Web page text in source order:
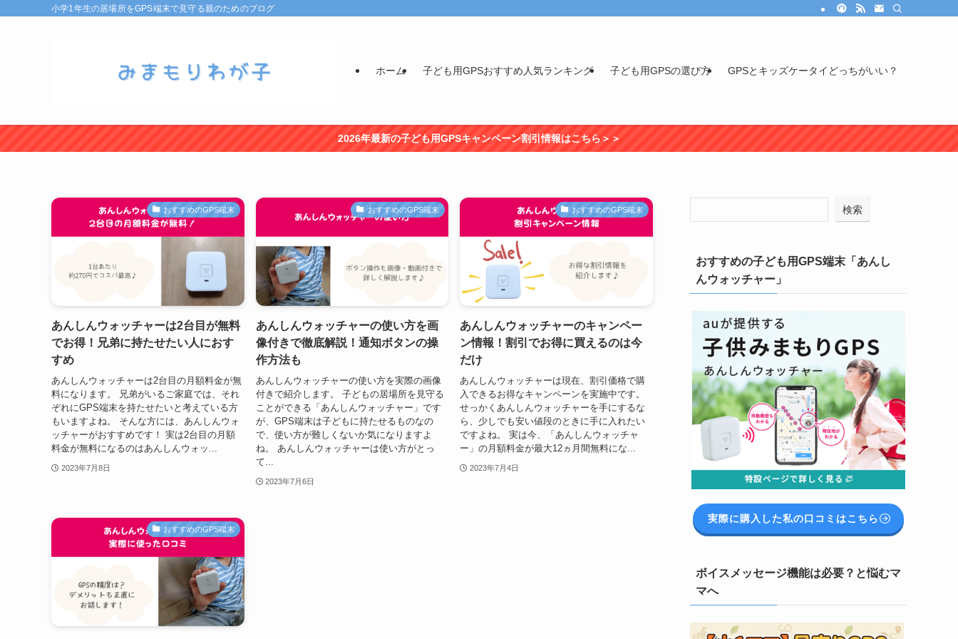
小学1年生の居場所をGPS端末で見守る親のためのブログ
ホーム 子ども用GPSおすすめ人気ランキング 子ども用GPSの選び方 GPSとキッズケータイどっちがいい？
2026年最新の子ども用GPSキャンペーン割引情報はこちら＞＞
おすすめのGPS端末
あんしんウォッチャーは2台目が無料
でお得！兄弟に持たせたい人におす
すめ
あんしんウォッチャーは2台目の月額料金が無
料になります。 兄弟がいるご家庭では、それ
ぞれにGPS端末を持たせたいと考えている方
もいますよね。 そんな方には、あんしんウォ
ッチャーがおすすめです！ 実は2台目の月額
料金が無料になるのはあんしんウォッ...
2023年7月8日
おすすめのGPS端末
あんしんウォッチャーの使い方を画
像付きで徹底解説！通知ボタンの操
作方法も
あんしんウォッチャーの使い方を実際の画像
付きで紹介します。 子どもの居場所を見守る
ことができる「あんしんウォッチャー」です
が、GPS端末は子どもに持たせるものなの
で、使い方が難しくないか気になりますよ
ね。 あんしんウォッチャーは使い方がとっ
て...
2023年7月6日
おすすめのGPS端末
あんしんウォッチャーのキャンペー
ン情報！割引でお得に買えるのは今
だけ
あんしんウォッチャーは現在、割引価格で購
入できるお得なキャンペーンを実施中です。
せっかくあんしんウォッチャーを手にするな
ら、少しでも安い値段のときに手に入れたい
ですよね。 実は今、「あんしんウォッチャ
ー」の月額料金が最大12ヵ月間無料にな...
2023年7月4日
おすすめのGPS端末
検索
おすすめの子ども用GPS端末「あんし
んウォッチャー」
実際に購入した私の口コミはこちら
ボイスメッセージ機能は必要？と悩むマ
マへ